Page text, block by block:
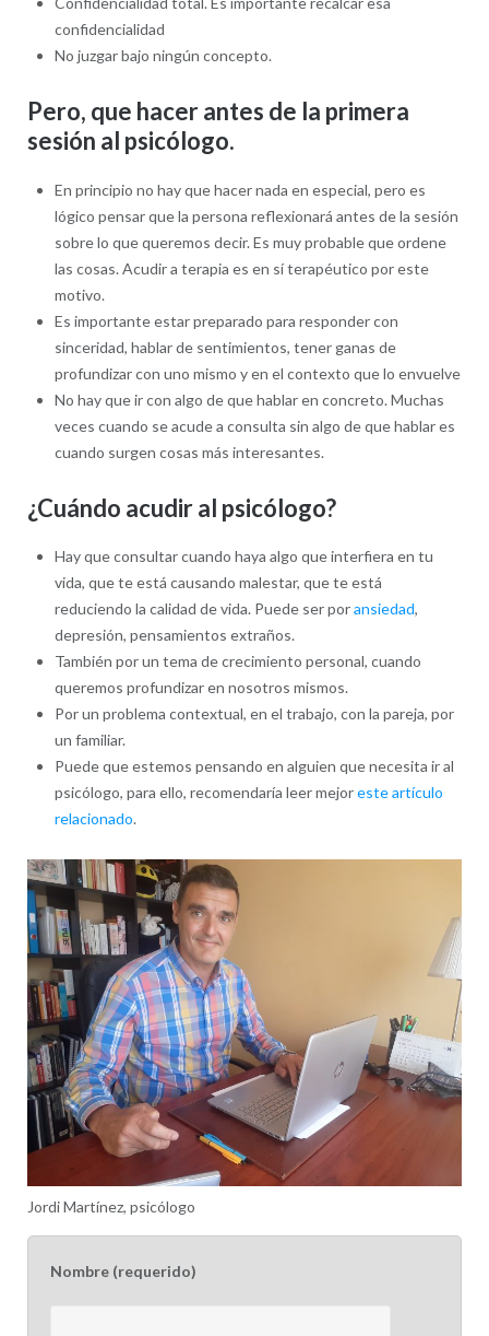
confidencialidad
No juzgar bajo ningún concepto.
Pero, que hacer antes de la primera
sesión al psicólogo.
En principio no hay que hacer nada en especial, pero es
lógico pensar que la persona reflexionará antes de la sesión
sobre lo que queremos decir. Es muy probable que ordene
las cosas. Acudir a terapia es en sí terapéutico por este
motivo.
Es importante estar preparado para responder con
sinceridad, hablar de sentimientos, tener ganas de
profundizar con uno mismo y en el contexto que lo envuelve
No hay que ir con algo de que hablar en concreto. Muchas
veces cuando se acude a consulta sin algo de que hablar es
cuando surgen cosas más interesantes.
¿Cuándo acudir al psicólogo?
Hay que consultar cuando haya algo que interfiera en tu
vida, que te está causando malestar, que te está
reduciendo la calidad de vida. Puede ser poransiedad,
depresión, pensamientos extraños.
También por un tema de crecimiento personal, cuando
queremos profundizar en nosotros mismos.
Por un problema contextual, en el trabajo, con la pareja, por
un familiar.
Puede que estemos pensando en alguien que necesita ir al
psicólogo, para ello, recomendaría leer mejoreste artículo
relacionado.
Jordi Martínez, psicólogo
Nombre (requerido)